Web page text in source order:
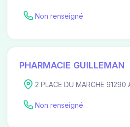
Non renseigné
PHARMACIE GUILLEMAN
2 PLACE DU MARCHE 91290
Non renseigné